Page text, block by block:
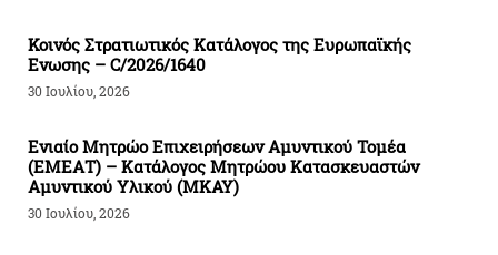
Κοινός Στρατιωτικός Κατάλογος της Ευρωπαϊκής
Ενωσης – C/2026/1640
30 Ιουλίου, 2026
Ενιαίο Μητρώο Επιχειρήσεων Αμυντικού Τομέα
(ΕΜΕΑΤ) – Κατάλογος Μητρώου Κατασκευαστών
Αμυντικού Υλικού (ΜΚΑΥ)
30 Ιουλίου, 2026